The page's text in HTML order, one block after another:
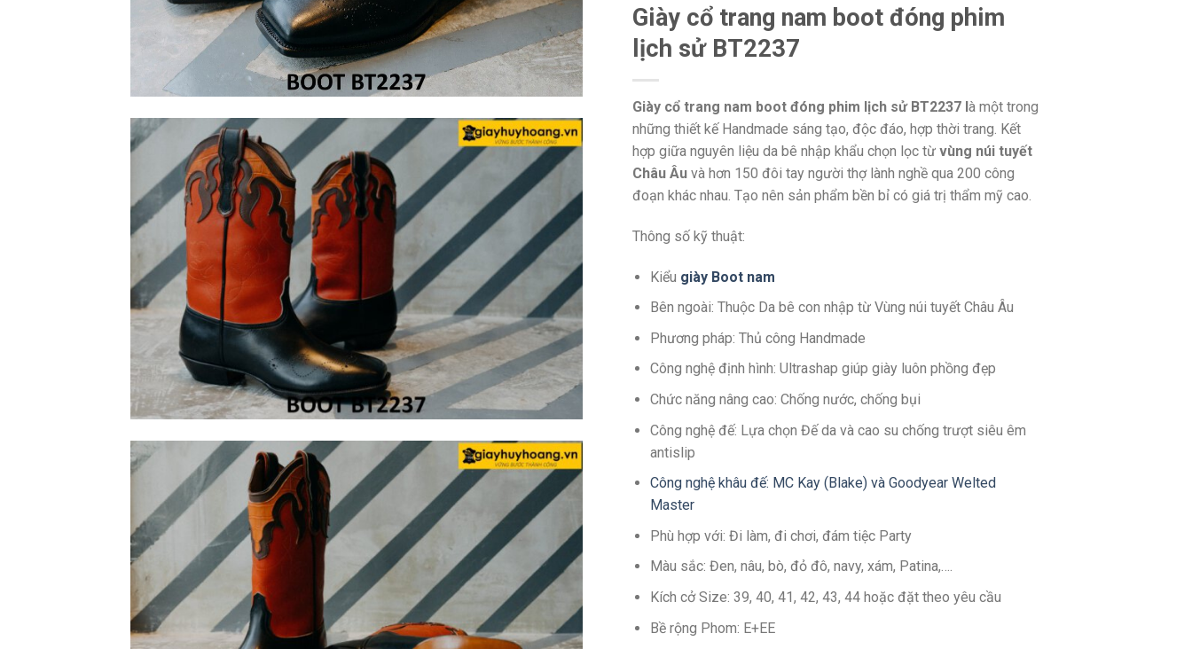
Giày cổ trang nam boot đóng phim
lịch sử BT2237
Giày cổ trang nam boot đóng phim lịch sử BT2237 là một trong
những thiết kế Handmade sáng tạo, độc đáo, hợp thời trang. Kết
hợp giữa nguyên liệu da bê nhập khẩu chọn lọc từ vùng núi tuyết
Châu Âuvà hơn 150 đôi tay người thợ lành nghề qua 200 công
đoạn khác nhau. Tạo nên sản phẩm bền bỉ có giá trị thẩm mỹ cao.
Thông số kỹ thuật:
Kiểu giày Boot nam
Bên ngoài: Thuộc Da bê con nhập từ Vùng núi tuyết Châu Âu
Phương pháp: Thủ công Handmade
Công nghệ định hình: Ultrashap giúp giày luôn phồng đẹp
Chức năng nâng cao: Chống nước, chống bụi
Công nghệ đế: Lựa chọn Đế da và cao su chống trượt siêu êm
antislip
Công nghệ khâu đế: MC Kay (Blake) và Goodyear Welted
Master
Phù hợp với: Đi làm, đi chơi, đám tiệc Party
Màu sắc: Đen, nâu, bò, đỏ đô, navy, xám, Patina,….
Kích cở Size: 39, 40, 41, 42, 43, 44 hoặc đặt theo yêu cầu
Bề rộng Phom: E+EE